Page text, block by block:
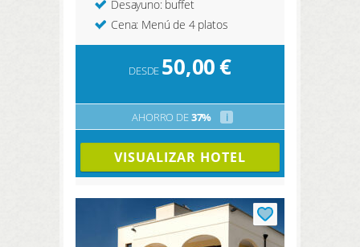
Desayuno: buffet
Cena: Menú de 4 platos
DESDE 50,00€
AHORRO DE37% i
VISUALIZAR HOTEL